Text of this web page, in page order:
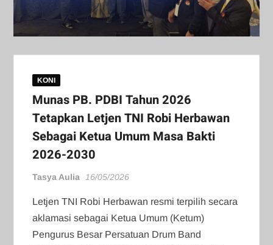
KONI
Munas PB. PDBI Tahun 2026
Tetapkan Letjen TNI Robi Herbawan
Sebagai Ketua Umum Masa Bakti
2026-2030
Tasya Aulia 16/05/2026
Letjen TNI Robi Herbawan resmi terpilih secara
aklamasi sebagai Ketua Umum (Ketum)
Pengurus Besar Persatuan Drum Band